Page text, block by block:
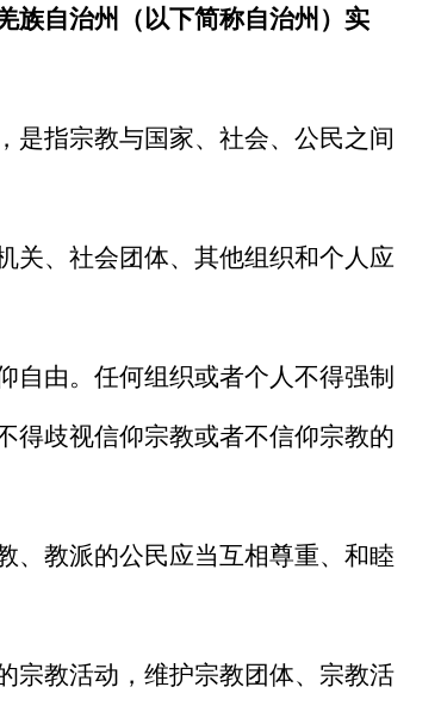
族自治州（以下简称自治州）实
是指宗教与国家、社会、公民之间
关、社会团体、其他组织和个人应
自由。任何组织或者个人不得强制
得歧视信仰宗教或者不信仰宗教的
、教派的公民应当互相尊重、和睦
宗教活动，维护宗教团体、宗教活